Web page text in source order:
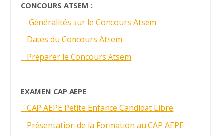
CONCOURS ATSEM :
Généralités sur le Concours Atsem
Dates du Concours Atsem
Préparer le Concours Atsem
EXAMEN CAP AEPE
CAP AEPE Petite Enfance Candidat Libre
Présentation de la Formation au CAP AEPE